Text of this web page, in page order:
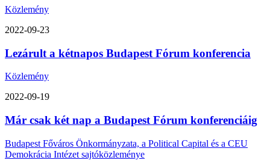
Közlemény
2022-09-23
Lezárult a kétnapos Budapest Fórum konferencia
Közlemény
2022-09-19
Már csak két nap a Budapest Fórum konferenciáig
Budapest Főváros Önkormányzata, a Political Capital és a CEU
Demokrácia Intézet sajtóközleménye